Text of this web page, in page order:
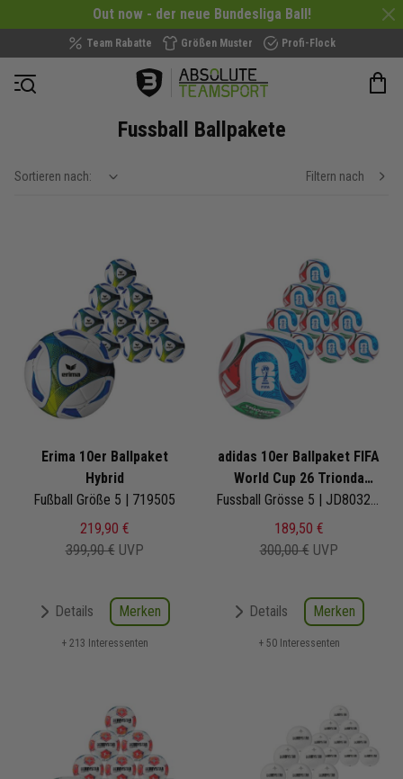
Out now - der neue Bundesliga Ball!
Team Rabatte Größen Muster Profi-Flock
Navigation öffnen
Fussball Ballpakete
Sortieren nach: show filteroptions Filtern nach
Erima 10er Ballpaket
Hybrid
Fußball Größe 5 | 719505
219,90 €
399,90 € UVP
Details Merken
+ 213 Interessenten
adidas 10er Ballpaket FIFA
World Cup 26 Trionda
Training
189,50 €
300,00 € UVP
Details Merken
+ 50 Interessenten